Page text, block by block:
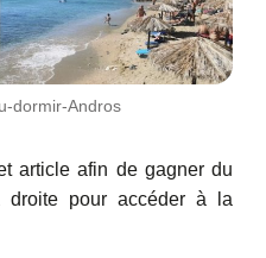
dormir-Andros
article afin de gagner du
pour accéder à la